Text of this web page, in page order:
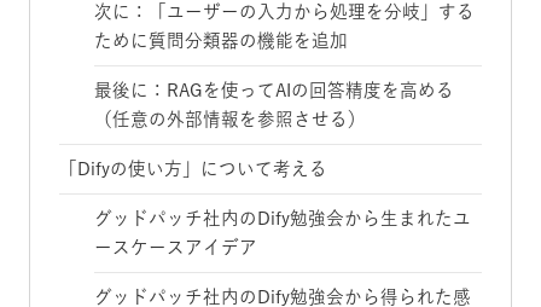
次に：「ユーザーの入力から処理を分岐」する
ために質問分類器の機能を追加
最後に：RAGを使ってAIの回答精度を高める
（任意の外部情報を参照させる）
「Difyの使い方」について考える
グッドパッチ社内のDify勉強会から生まれたユ
ースケースアイデア
グッドパッチ社内のDify勉強会から得られた感